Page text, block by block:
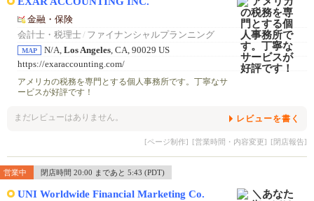
金融・保険
会計士・税理士/ ファイナンシャルプランニング
MAP N/A, Los Angeles, CA, 90029 US
https://exaraccounting.com/
アメリカの税務を専門とする個人事務所です。丁寧なサ
ービスが好評です！
まだレビューはありません。 レビューを書く
[ページ制作] [営業時間・内容変更] [閉店報告]
営業中 閉店時間 20:00 まであと 5:43 (PDT)
UNI Worldwide Financial Marketing Co.